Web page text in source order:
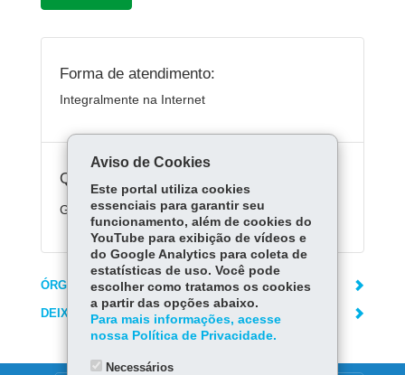
Forma de atendimento:
Integralmente na Internet
Quanto custa:
Gratuito.
ÓRGÃO RESPONSÁVEL
DEIXE SUA OPINIÃO
Aviso de Cookies
Este portal utiliza cookies
essenciais para garantir seu
funcionamento, além de cookies do
YouTube para exibição de vídeos e
do Google Analytics para coleta de
estatísticas de uso. Você pode
escolher como tratamos os cookies
a partir das opções abaixo.
Para mais informações, acesse
nossa Política de Privacidade.
Necessários